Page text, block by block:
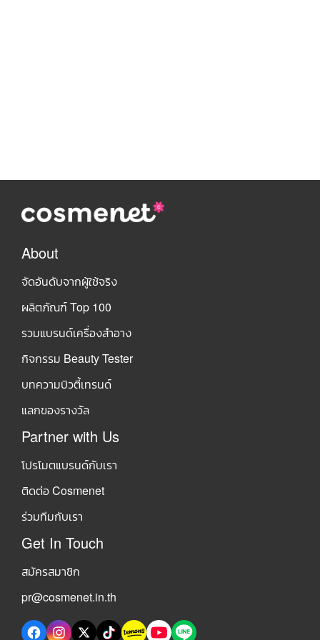
About
จัดอันดับจากผู้ใช้จริง
ผลิตภัณฑ์ Top 100
รวมแบรนด์เครื่องสำอาง
กิจกรรม Beauty Tester
บทความบิวตี้เทรนด์
แลกของรางวัล
Partner with Us
โปรโมตแบรนด์กับเรา
ติดต่อ Cosmenet
ร่วมทีมกับเรา
Get In Touch
สมัครสมาชิก
pr@cosmenet.in.th